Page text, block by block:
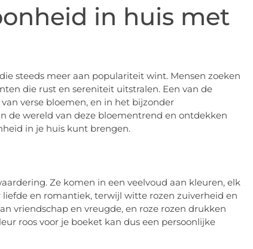
in huis met
steeds meer aan populariteit wint. Mensen zoeken
die rust en sereniteit uitstralen. Een van de
verse bloemen, en in het bijzonder
de wereld van deze bloementrend en ontdekken
in je huis kunt brengen.
Ze komen in een veelvoud aan kleuren, elk
en romantiek, terwijl witte rozen zuiverheid en
vriendschap en vreugde, en roze rozen drukken
roos voor je boeket kan dus een persoonlijke